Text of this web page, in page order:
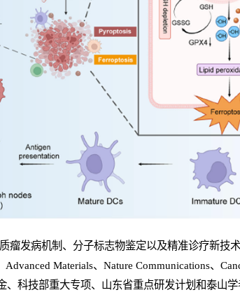
瘤发病机制、分子标志物鉴定以及精准诊疗新技
Materials、Nature Communications、
、科技部重大专项、山东省重点研发计划和泰山